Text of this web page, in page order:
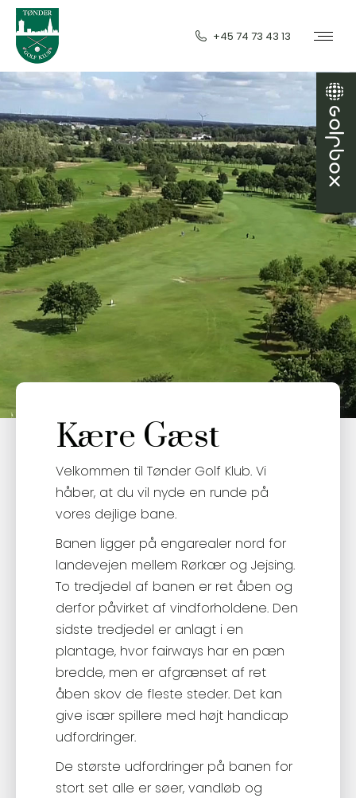
+45 74 73 43 13
Kære Gæst
Velkommen til Tønder Golf Klub. Vi
håber, at du vil nyde en runde på
vores dejlige bane.
Banen ligger på engarealer nord for
landevejen mellem Rørkær og Jejsing.
To tredjedel af banen er ret åben og
derfor påvirket af vindforholdene. Den
sidste tredjedel er anlagt i en
plantage, hvor fairways har en pæn
bredde, men er afgrænset af ret
åben skov de fleste steder. Det kan
give især spillere med højt handicap
udfordringer.
De største udfordringer på banen for
stort set alle er søer, vandløb og